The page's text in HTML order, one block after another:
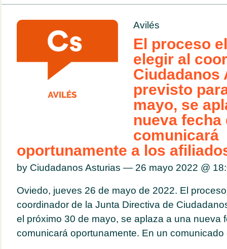
Avilés
El proceso
elegir al
Ciudadanos
previsto
mayo, se
nueva fecha
comunicará
oportunamente a los
by Ciudadanos Asturias — 26 mayo 2022 @
Oviedo, jueves 26 de mayo de 2022. El
coordinador de la Junta Directiva de
el próximo 30 de mayo, se aplaza a una nueva
comunicará oportunamente. En un comunicado